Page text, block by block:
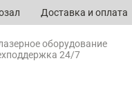
Доставка и оплата
оборудование
24/7